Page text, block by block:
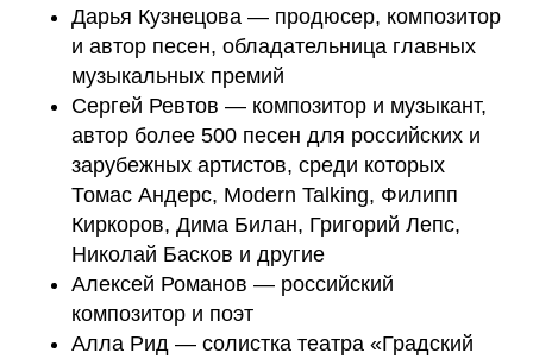
Дарья Кузнецова — продюсер, композитор
и автор песен, обладательница главных
музыкальных премий
Сергей Ревтов — композитор и музыкант,
автор более 500 песен для российских и
зарубежных артистов, среди которых
Томас Андерс, Modern Talking, Филипп
Киркоров, Дима Билан, Григорий Лепс,
Николай Басков и другие
Алексей Романов — российский
композитор и поэт
Алла Рид — солистка театра «Градский